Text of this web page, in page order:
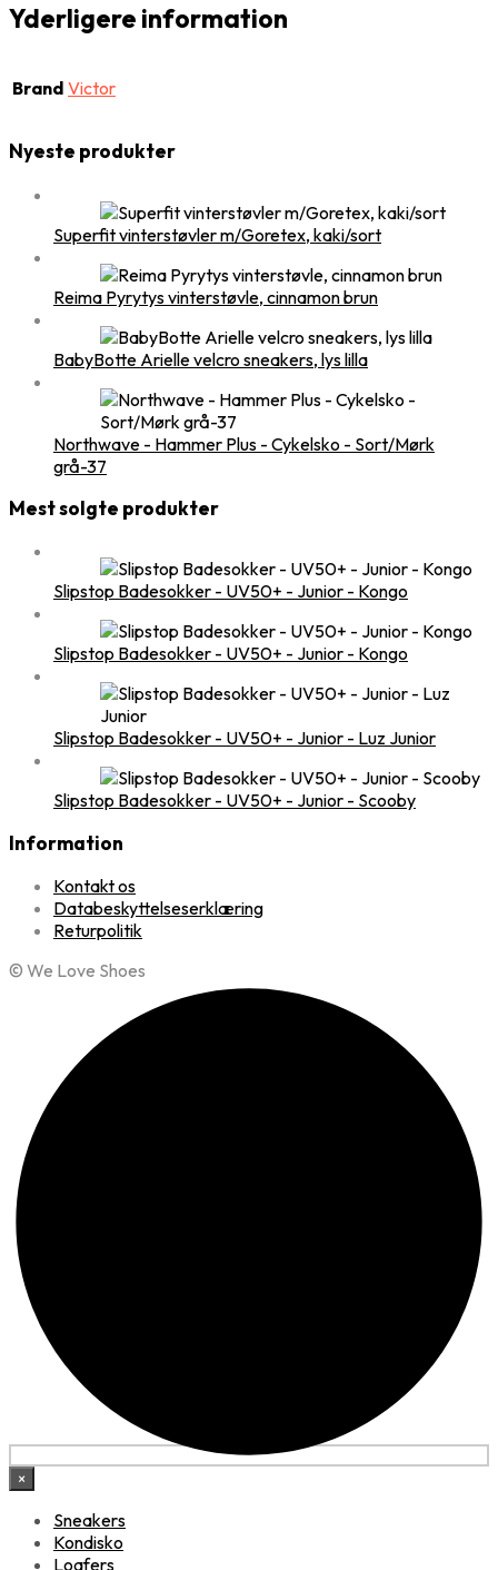
Yderligere information
Brand Victor
Nyeste produkter
Superfit vinterstøvler m/Goretex, kaki/sort
Reima Pyrytys vinterstøvle, cinnamon brun
BabyBotte Arielle velcro sneakers, lys lilla
Northwave - Hammer Plus - Cykelsko - Sort/Mørk
grå-37
Mest solgte produkter
Slipstop Badesokker - UV50+ - Junior - Kongo
Slipstop Badesokker - UV50+ - Junior - Kongo
Slipstop Badesokker - UV50+ - Junior - Luz Junior
Slipstop Badesokker - UV50+ - Junior - Scooby
Information
Kontakt os
Databeskyttelseserklæring
Returpolitik
© We Love Shoes
×
Sneakers
Kondisko
Loafers